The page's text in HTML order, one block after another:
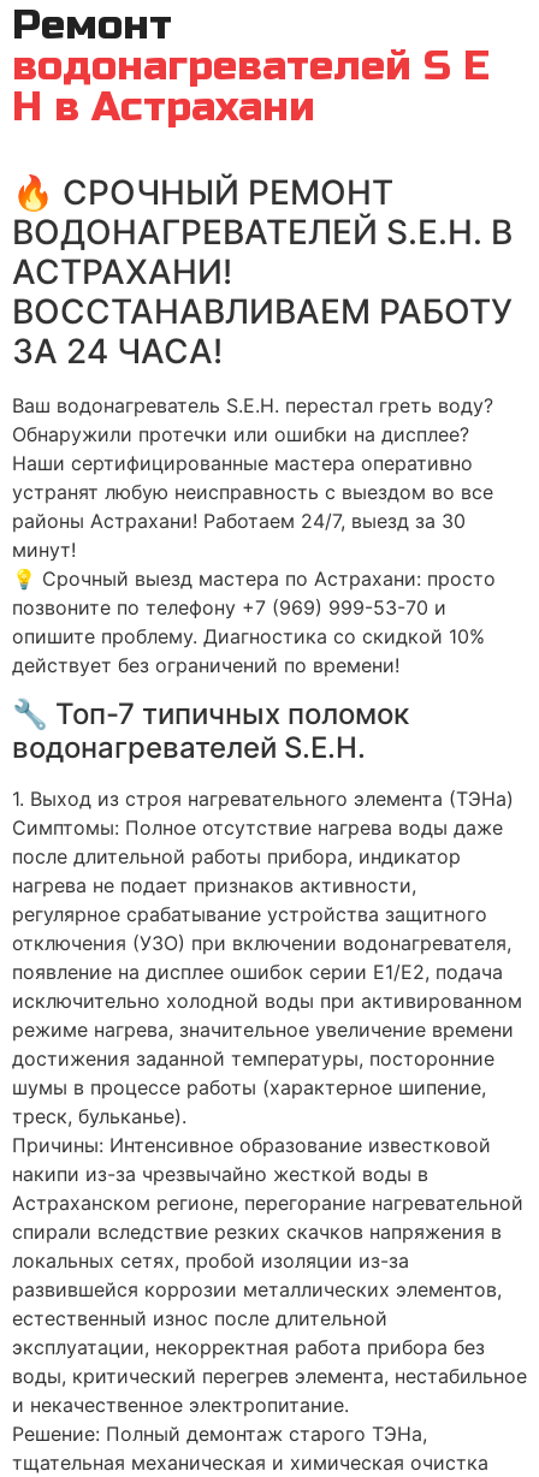
Ремонт
водонагревателей S E
H в Астрахани
🔥 СРОЧНЫЙ РЕМОНТ
ВОДОНАГРЕВАТЕЛЕЙ S.E.H. В
АСТРАХАНИ!
ВОССТАНАВЛИВАЕМ РАБОТУ
ЗА 24 ЧАСА!
Ваш водонагреватель S.E.H. перестал греть воду?
Обнаружили протечки или ошибки на дисплее?
Наши сертифицированные мастера оперативно
устранят любую неисправность с выездом во все
районы Астрахани! Работаем 24/7, выезд за 30
минут!
💡 Срочный выезд мастера по Астрахани: просто
позвоните по телефону +7 (969) 999-53-70 и
опишите проблему. Диагностика со скидкой 10%
действует без ограничений по времени!
🔧 Топ-7 типичных поломок
водонагревателей S.E.H.
1. Выход из строя нагревательного элемента (ТЭНа)
Симптомы: Полное отсутствие нагрева воды даже
после длительной работы прибора, индикатор
нагрева не подает признаков активности,
регулярное срабатывание устройства защитного
отключения (УЗО) при включении водонагревателя,
появление на дисплее ошибок серии E1/E2, подача
исключительно холодной воды при активированном
режиме нагрева, значительное увеличение времени
достижения заданной температуры, посторонние
шумы в процессе работы (характерное шипение,
треск, бульканье).
Причины: Интенсивное образование известковой
накипи из-за чрезвычайно жесткой воды в
Астраханском регионе, перегорание нагревательной
спирали вследствие резких скачков напряжения в
локальных сетях, пробой изоляции из-за
развившейся коррозии металлических элементов,
естественный износ после длительной
эксплуатации, некорректная работа прибора без
воды, критический перегрев элемента, нестабильное
и некачественное электропитание.
Решение: Полный демонтаж старого ТЭНа,
тщательная механическая и химическая очистка